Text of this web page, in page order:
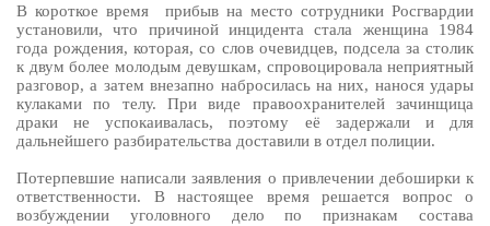
В короткое время прибыв на место сотрудники Росгвардии
установили, что причиной инцидента стала женщина 1984
года рождения, которая, со слов очевидцев, подсела за столик
к двум более молодым девушкам, спровоцировала неприятный
разговор, а затем внезапно набросилась на них, нанося удары
кулаками по телу. При виде правоохранителей зачинщица
драки не успокаивалась, поэтому её задержали и для
дальнейшего разбирательства доставили в отдел полиции.
Потерпевшие написали заявления о привлечении дебоширки к
ответственности. В настоящее время решается вопрос о
возбуждении уголовного дело по признакам состава